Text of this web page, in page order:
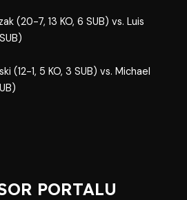
(20-7, 13 KO, 6 SUB) vs. Luis
(12-1, 5 KO, 3 SUB) vs. Michael
PORTALU